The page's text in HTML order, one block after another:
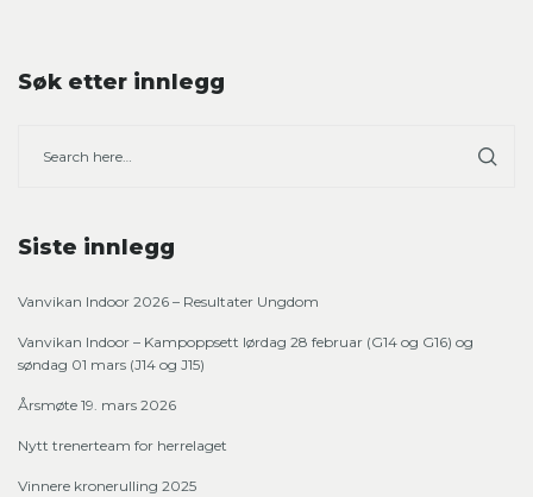
Søk etter innlegg
Siste innlegg
Vanvikan Indoor 2026 – Resultater Ungdom
Vanvikan Indoor – Kampoppsett lørdag 28 februar (G14 og G16) og
søndag 01 mars (J14 og J15)
Årsmøte 19. mars 2026
Nytt trenerteam for herrelaget
Vinnere kronerulling 2025